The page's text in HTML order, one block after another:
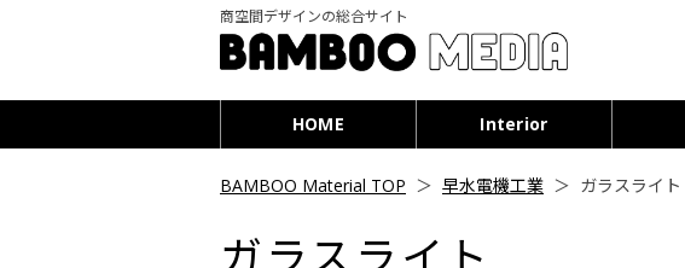
商空間デザインの総合サイト
HOME Interior
BAMBOO Material TOP ＞ 早水電機工業 ＞ ガラスライト
ガラスライト